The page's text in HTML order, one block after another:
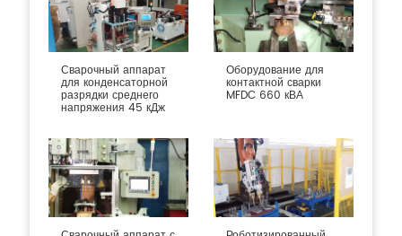
Сварочный аппарат
для конденсаторной
разрядки среднего
напряжения 45 кДж
Оборудование для
контактной сварки
MFDC 660 кВА